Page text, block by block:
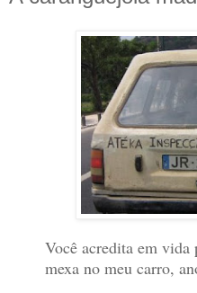
Você acredita em vida
mexa no meu carro,